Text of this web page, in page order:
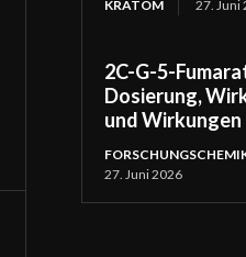
KRATOM 27. Juni
2C-G-5-
Dosierung,
und Wirkungen
27. Juni 2026